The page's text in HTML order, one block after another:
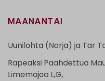
MAANANTAI
Uunilohta (Norja) ja Tar
Rapeaksi Paahdettua
Limemajoa L,G,